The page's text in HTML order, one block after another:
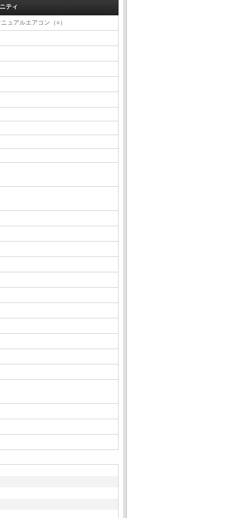
ティ
ュアルエアコン（○）